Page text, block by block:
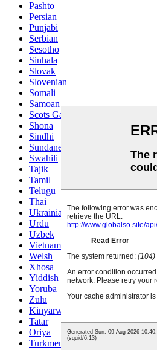
Pashto
Persian
Punjabi
Serbian
Sesotho
Sinhala
Slovak
Slovenian
Somali
Samoan
Scots Gaelic
Shona
Sindhi
Sundanese
Swahili
Tajik
Tamil
Telugu
Thai
Ukrainian
Urdu
Uzbek
Vietnamese
Welsh
Xhosa
Yiddish
Yoruba
Zulu
Kinyarwanda
Tatar
Oriya
Turkmen